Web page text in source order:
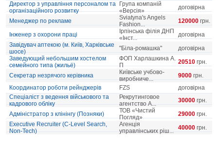
Директор з управління персоналом та
організаційного розвитку
Група компаній
«Версія»
договірна
Менеджер по рекламе
Sviatyna's Angels
Fashion...
120000 грн.
Інженер з охорони праці
Ірпінська філія ДНП
«Інст...
договірна
Завідувач аптекою (м. Київ, Харківське
шосе)
"Біла-ромашка"
договірна
Заведующий небольшим хостелом
семейного типа (жильё)
ФОП Харлашкина А.
П
20510 грн.
Секретар незрячого керівника
Київське учбово-
виробниче...
9000 грн.
Координатор роботи рейнджерів
FZS
договірна
Спеціаліст з ведення військового та
кадрового обліку
Рекрутинговое
агентство А...
30000 грн.
Адміністратор з клінінгу (Позняки)
ТОВ «Чистий
Погляд»
29000 грн.
Executive Recruiter (C-Level Search,
Non-Tech)
Агенція
управлінських ріш...
40000 грн.